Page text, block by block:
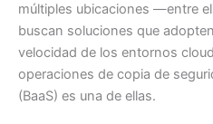
múltiples ubicaciones —entre
buscan soluciones que
velocidad de los entornos
operaciones de copia de
(BaaS) es una de ellas.